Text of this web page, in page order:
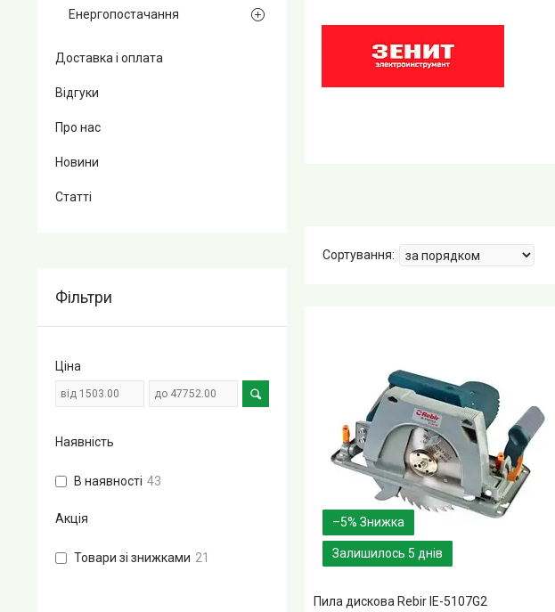
–5%
Залишилось 5 днів
Пила дискова Rebir IE-5107G2
Енергопостачання
Доставка і оплата
Відгуки
Про нас
Новини
Статті
Фільтри
Ціна
Наявність
В наявності 43
Акція
Товари зі знижками 21